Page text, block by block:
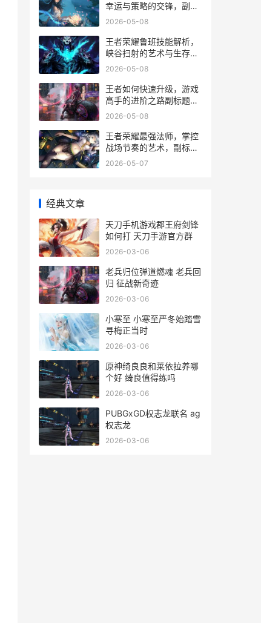
幸运与策略的交锋，副标
题，资深玩家的深度解析
2026-05-08
王者荣耀鲁班技能解析，
峡谷扫射的艺术与生存哲
学
2026-05-08
王者如何快速升级，游戏
高手的进阶之路副标题，
从新手到王者的经验分享
2026-05-08
王者荣耀最强法师，掌控
战场节奏的艺术，副标
题，元素之力与战术智慧
2026-05-07
经典文章
天刀手机游戏郡王府剑锋
如何打 天刀手游官方群
2026-03-06
老兵归位弹道燃魂 老兵回
归 征战新奇迹
2026-03-06
小寒至 小寒至严冬始踏雪
寻梅正当时
2026-03-06
原神绮良良和莱依拉养哪
个好 绮良值得练吗
2026-03-06
PUBGxGD权志龙联名 ag
权志龙
2026-03-06